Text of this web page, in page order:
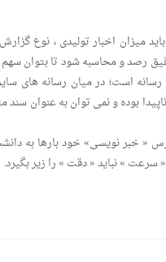
میزان اخبار تولیدی ، نوع
رصد و محاسبه شود تا بتوان
است؛ در میان رسانه های
بوده و نمی توان به عنوان سند
« خبر نویسی» خود بارها به
» نباید « دقت » را زیر بگیرد.